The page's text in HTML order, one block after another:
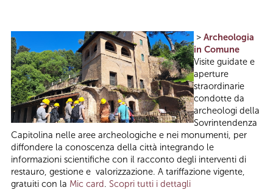
> Archeologia
in Comune
Visite guidate e
aperture
straordinarie
condotte da
archeologi della
Sovrintendenza
Capitolina nelle aree archeologiche e nei monumenti, per
diffondere la conoscenza della città integrando le
informazioni scientifiche con il racconto degli interventi di
restauro, gestione e valorizzazione. A tariffazione vigente,
gratuiti con la Mic card. Scopri tutti i dettagli